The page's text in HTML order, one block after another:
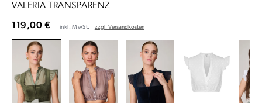
VALERIA TRANSPARENZ
119,00 € inkl. MwSt. zzgl. Versandkosten